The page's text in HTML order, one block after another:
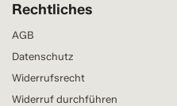
Rechtliches
AGB
Datenschutz
Widerrufsrecht
Widerruf durchführen